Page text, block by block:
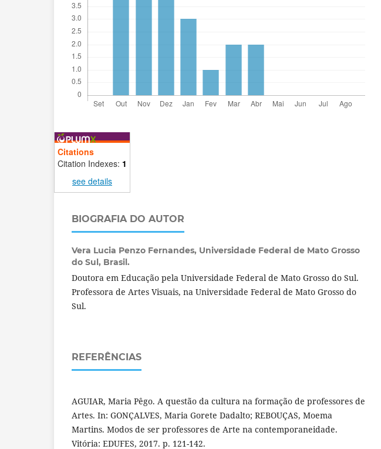
Citations
Citation Indexes: 1
see details
BIOGRAFIA DO AUTOR
Vera Lucia Penzo Fernandes, Universidade Federal de Mato Grosso
do Sul, Brasil.
Doutora em Educação pela Universidade Federal de Mato Grosso do Sul.
Professora de Artes Visuais, na Universidade Federal de Mato Grosso do
Sul.
REFERÊNCIAS
AGUIAR, Maria Pêgo. A questão da cultura na formação de professores de
Artes. In: GONÇALVES, Maria Gorete Dadalto; REBOUÇAS, Moema
Martins. Modos de ser professores de Arte na contemporaneidade.
Vitória: EDUFES, 2017. p. 121-142.